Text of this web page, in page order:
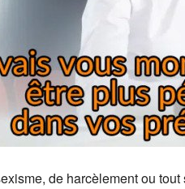
de harcèlement ou